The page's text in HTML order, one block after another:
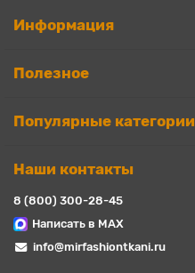
Информация
Полезное
Популярные категории
Наши контакты
8 (800) 300-28-45
Написать в MAX
info@mirfashiontkani.ru